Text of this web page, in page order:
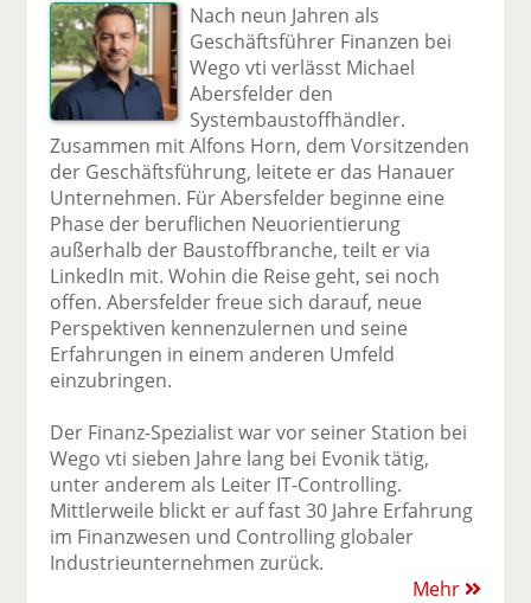
Nach neun Jahren als
Geschäftsführer Finanzen bei
Wego vti verlässt Michael
Abersfelder den
Systembaustoffhändler.
Zusammen mit Alfons Horn, dem Vorsitzenden
der Geschäftsführung, leitete er das Hanauer
Unternehmen. Für Abersfelder beginne eine
Phase der beruflichen Neuorientierung
außerhalb der Baustoffbranche, teilt er via
LinkedIn mit. Wohin die Reise geht, sei noch
offen. Abersfelder freue sich darauf, neue
Perspektiven kennenzulernen und seine
Erfahrungen in einem anderen Umfeld
einzubringen.
Der Finanz-Spezialist war vor seiner Station bei
Wego vti sieben Jahre lang bei Evonik tätig,
unter anderem als Leiter IT-Controlling.
Mittlerweile blickt er auf fast 30 Jahre Erfahrung
im Finanzwesen und Controlling globaler
Industrieunternehmen zurück.
Mehr